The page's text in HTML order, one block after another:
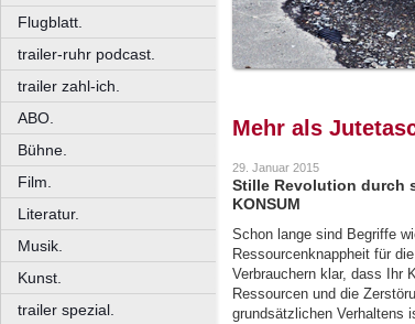
Flugblatt.
trailer-ruhr podcast.
trailer zahl-ich.
ABO.
Bühne.
Film.
Literatur.
Musik.
Kunst.
trailer spezial.
Mehr als
29. Januar 2015
Stille Revolution durch
KONSUM
Schon lange sind Begriffe
Ressourcenknappheit für
Verbrauchern klar, dass Ihr
Ressourcen und die
grundsätzlichen Verhaltens